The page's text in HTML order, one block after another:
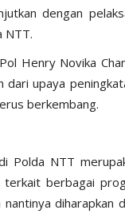
dengan
NTT.
Henry Novika
upaya
berkembang.
Polda NTT
terkait berbagai